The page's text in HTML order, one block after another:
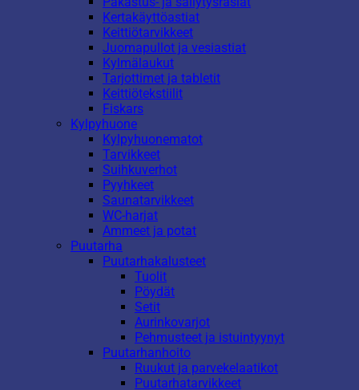
Kertakäyttöastiat
Keittiötarvikkeet
Juomapullot ja vesiastiat
Kylmälaukut
Tarjottimet ja tabletit
Keittiötekstiilit
Fiskars
Kylpyhuone
Kylpyhuonematot
Tarvikkeet
Suihkuverhot
Pyyhkeet
Saunatarvikkeet
WC-harjat
Ammeet ja potat
Puutarha
Puutarhakalusteet
Tuolit
Pöydät
Setit
Aurinkovarjot
Pehmusteet ja istuintyynyt
Puutarhanhoito
Ruukut ja parvekelaatikot
Puutarhatarvikkeet